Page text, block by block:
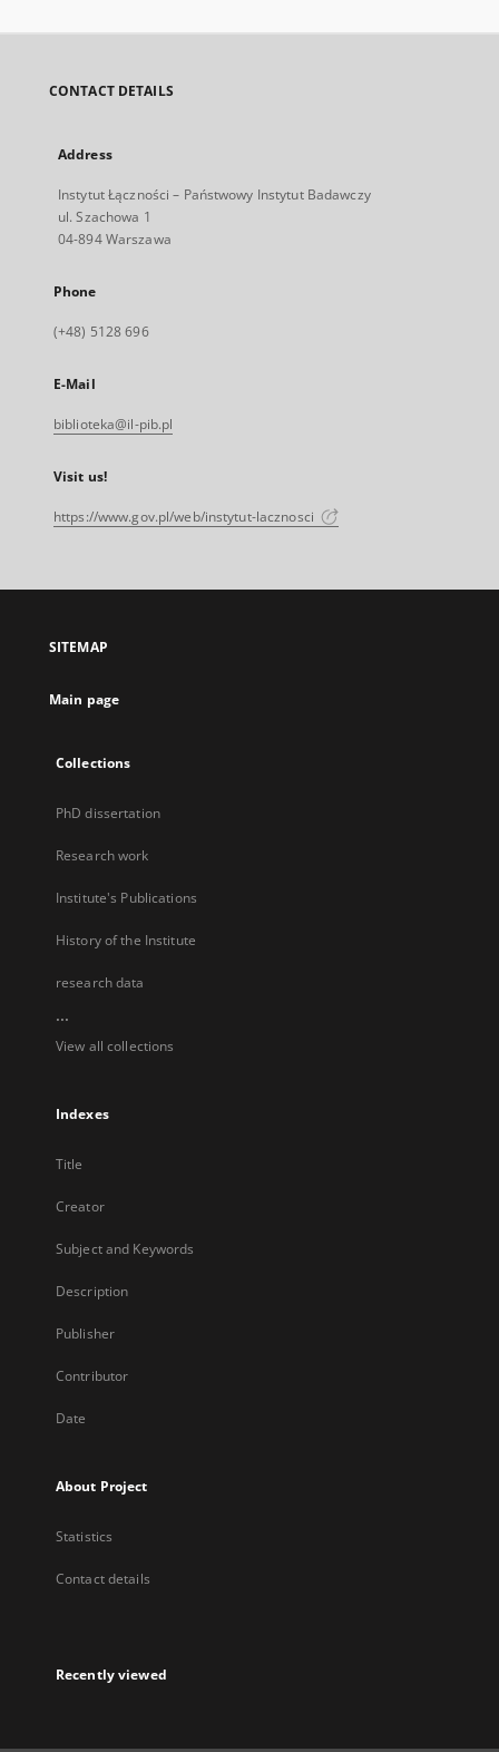
CONTACT DETAILS
Address
Instytut Łączności – Państwowy Instytut Badawczy
ul. Szachowa 1
04-894 Warszawa
Phone
(+48) 5128 696
E-Mail
biblioteka@il-pib.pl
Visit us!
https://www.gov.pl/web/instytut-lacznosci
SITEMAP
Main page
Collections
PhD dissertation
Research work
Institute's Publications
History of the Institute
research data
...
View all collections
Indexes
Title
Creator
Subject and Keywords
Description
Publisher
Contributor
Date
About Project
Statistics
Contact details
Recently viewed